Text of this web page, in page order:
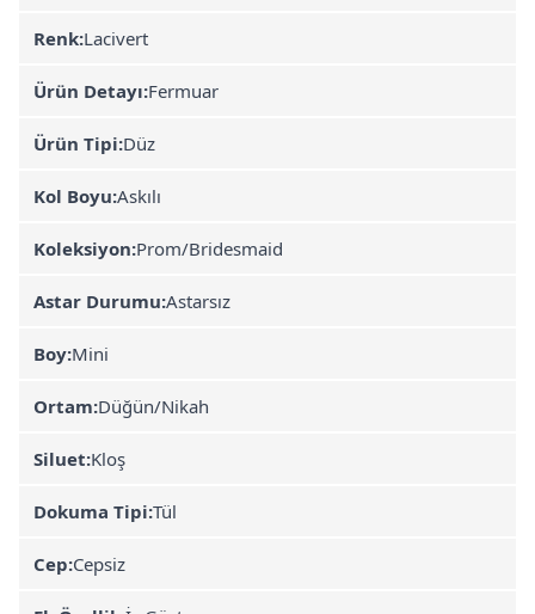
Renk:Lacivert
Ürün Detayı:Fermuar
Ürün Tipi:Düz
Kol Boyu:Askılı
Koleksiyon:Prom/Bridesmaid
Astar Durumu:Astarsız
Boy:Mini
Ortam:Düğün/Nikah
Siluet:Kloş
Dokuma Tipi:Tül
Cep:Cepsiz